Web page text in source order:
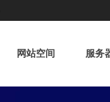
网站空间 服务